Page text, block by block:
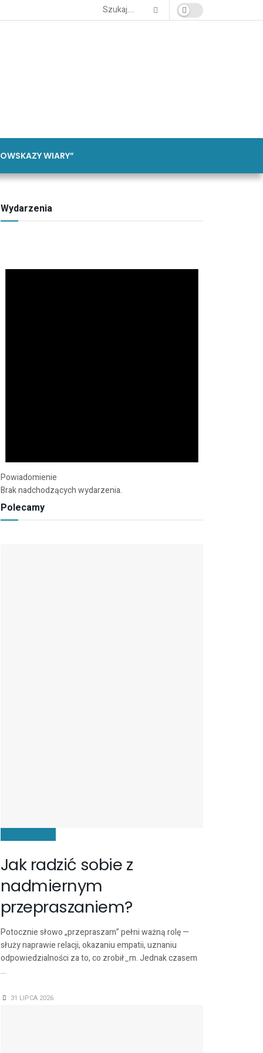
WIARY”
Wydarzenia
Powiadomienie
Brak nadchodzących wydarzenia.
Polecamy
Jak radzić sobie z
nadmiernym
przepraszaniem?
Potocznie słowo „przepraszam” pełni ważną rolę —
służy naprawie relacji, okazaniu empatii, uznaniu
odpowiedzialności za to, co zrobił_m. Jednak czasem
...
31 LIPCA 2026